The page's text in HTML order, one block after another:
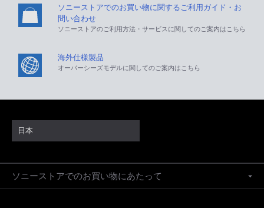
ソニーストアでのお買い物に関するご利用ガイド・お
問い合わせ
ソニーストアのご利用方法・サービスに関してのご案内はこちら
海外仕様製品
オーバーシーズモデルに関してのご案内はこちら
日本
ソニーストアでのお買い物にあたって